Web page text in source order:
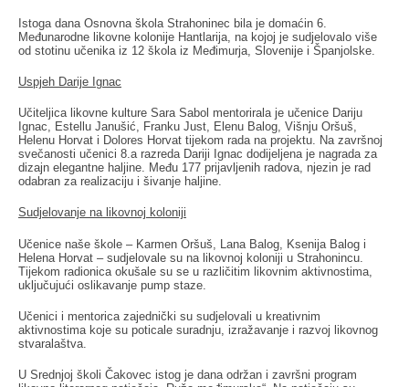
Istoga dana Osnovna škola Strahoninec bila je domaćin 6.
Međunarodne likovne kolonije Hantlarija, na kojoj je sudjelovalo više
od stotinu učenika iz 12 škola iz Međimurja, Slovenije i Španjolske.
Uspjeh Darije Ignac
Učiteljica likovne kulture Sara Sabol mentorirala je učenice Dariju
Ignac, Estellu Janušić, Franku Just, Elenu Balog, Višnju Oršuš,
Helenu Horvat i Dolores Horvat tijekom rada na projektu. Na završnoj
svečanosti učenici 8.a razreda Dariji Ignac dodijeljena je nagrada za
dizajn elegantne haljine. Među 177 prijavljenih radova, njezin je rad
odabran za realizaciju i šivanje haljine.
Sudjelovanje na likovnoj koloniji
Učenice naše škole – Karmen Oršuš, Lana Balog, Ksenija Balog i
Helena Horvat – sudjelovale su na likovnoj koloniji u Strahonincu.
Tijekom radionica okušale su se u različitim likovnim aktivnostima,
uključujući oslikavanje pump staze.
Učenici i mentorica zajednički su sudjelovali u kreativnim
aktivnostima koje su poticale suradnju, izražavanje i razvoj likovnog
stvaralaštva.
U Srednjoj školi Čakovec istog je dana održan i završni program